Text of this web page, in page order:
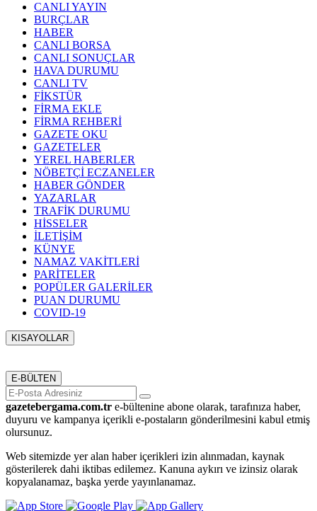
CANLI YAYIN
BURÇLAR
HABER
CANLI BORSA
CANLI SONUÇLAR
HAVA DURUMU
CANLI TV
FİKSTÜR
FİRMA EKLE
FİRMA REHBERİ
GAZETE OKU
GAZETELER
YEREL HABERLER
NÖBETÇİ ECZANELER
HABER GÖNDER
YAZARLAR
TRAFİK DURUMU
HİSSELER
İLETİŞİM
KÜNYE
NAMAZ VAKİTLERİ
PARİTELER
POPÜLER GALERİLER
PUAN DURUMU
COVID-19
KISAYOLLAR
E-BÜLTEN
gazetebergama.com.tr e-bültenine abone olarak, tarafınıza haber,
duyuru ve kampanya içerikli e-postaların gönderilmesini kabul etmiş
olursunuz.
Web sitemizde yer alan haber içerikleri izin alınmadan, kaynak
gösterilerek dahi iktibas edilemez. Kanuna aykırı ve izinsiz olarak
kopyalanamaz, başka yerde yayınlanamaz.